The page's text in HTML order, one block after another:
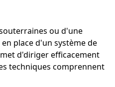
ou d'une
place d'un système de
d'diriger efficacement
techniques comprennent